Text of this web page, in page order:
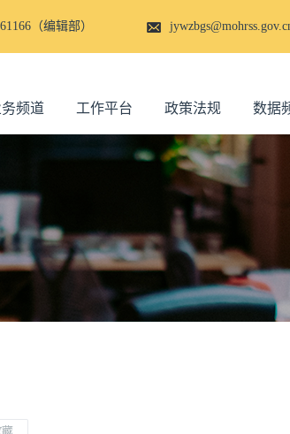
（编辑部）
频道 工作平台 政策法规 数据